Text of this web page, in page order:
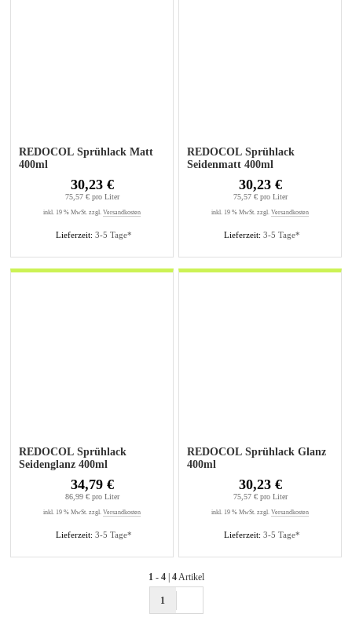
REDOCOL Sprühlack Matt
400ml
Lieferzeit: 3-5 Tage*
30,23 €
75,57 € pro Liter
inkl. 19 % MwSt. zzgl. Versandkosten
REDOCOL Sprühlack
Seidenmatt 400ml
Lieferzeit: 3-5 Tage*
30,23 €
75,57 € pro Liter
inkl. 19 % MwSt. zzgl. Versandkosten
REDOCOL Sprühlack
Seidenglanz 400ml
Lieferzeit: 3-5 Tage*
34,79 €
86,99 € pro Liter
inkl. 19 % MwSt. zzgl. Versandkosten
REDOCOL Sprühlack Glanz
400ml
Lieferzeit: 3-5 Tage*
30,23 €
75,57 € pro Liter
inkl. 19 % MwSt. zzgl. Versandkosten
1- 4| 4Artikel
1